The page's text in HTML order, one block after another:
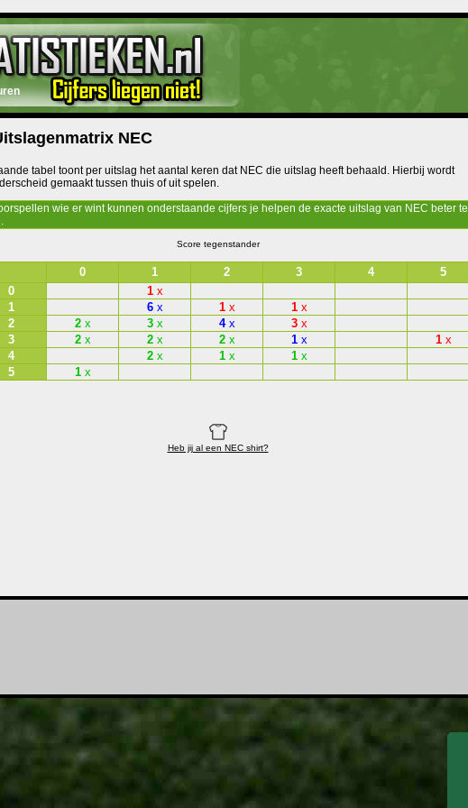
NEC
tabel toont per uitslag het aantal keren dat NEC die uitslag heeft behaald. Hierbij wordt
gemaakt tussen thuis of uit spelen.
wie er wint kunnen onderstaande cijfers je helpen de exacte uitslag van NEC beter te
Score tegenstander
0 1 2 3 4
5
0
1x
1
6x 1x 1x
2
2x 3x 4x 3x
3
2x 2x 2x 1x 1x
4
2x 1x 1x
5
1x
Heb jij al een NEC shirt?